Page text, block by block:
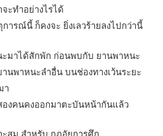
ะทำอย่างไรได้
การณ์นี้ ก็คงจะ ยิ่งเลวร้ายลงไปกว่านี้
มาได้สักพัก ก่อนพบกับ ยานพาหนะ
นพาหนะลำอื่น บนช่องทางเว้นระยะ
า
งคนคงออกมาตะบันหน้ากันแล้ว
ะสม สำหรับ กฏอัยการศึก